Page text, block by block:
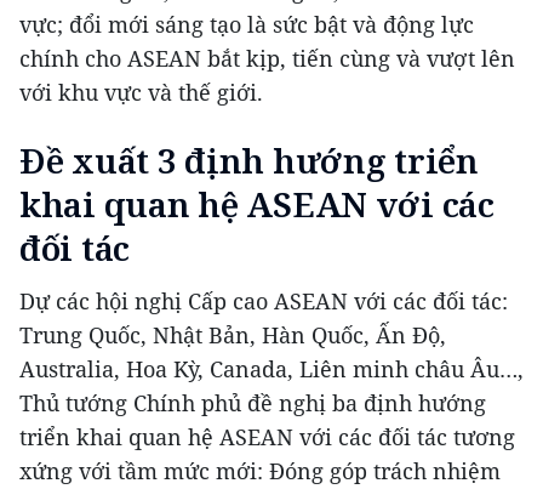
vực; đổi mới sáng tạo là sức bật và động lực
chính cho ASEAN bắt kịp, tiến cùng và vượt lên
với khu vực và thế giới.
Đề xuất 3 định hướng triển
khai quan hệ ASEAN với các
đối tác
Dự các hội nghị Cấp cao ASEAN với các đối tác:
Trung Quốc, Nhật Bản, Hàn Quốc, Ấn Độ,
Australia, Hoa Kỳ, Canada, Liên minh châu Âu…,
Thủ tướng Chính phủ đề nghị ba định hướng
triển khai quan hệ ASEAN với các đối tác tương
xứng với tầm mức mới: Đóng góp trách nhiệm